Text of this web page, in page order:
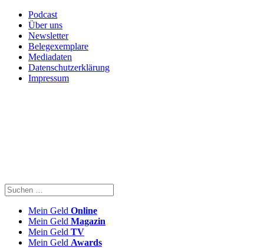
Podcast
Über uns
Newsletter
Belegexemplare
Mediadaten
Datenschutzerklärung
Impressum
Mein Geld Online
Mein Geld Magazin
Mein Geld TV
Mein Geld Awards